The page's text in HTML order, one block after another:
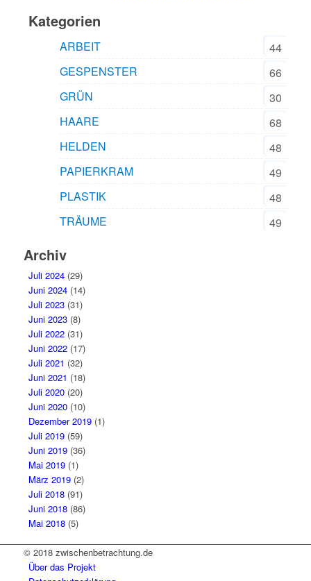
Kategorien
ARBEIT
44
GESPENSTER
66
GRÜN
30
HAARE
68
HELDEN
48
PAPIERKRAM
49
PLASTIK
48
TRÄUME
49
Archiv
Juli 2024(29)
Juni 2024(14)
Juli 2023(31)
Juni 2023(8)
Juli 2022(31)
Juni 2022(17)
Juli 2021 (32)
Juni 2021 (18)
Juli 2020(20)
Juni 2020(10)
Dezember 2019(1)
Juli 2019(59)
Juni 2019(36)
Mai 2019(1)
März 2019(2)
Juli 2018(91)
Juni 2018(86)
Mai 2018(5)
© 2018 zwischenbetrachtung.de
Über das Projekt